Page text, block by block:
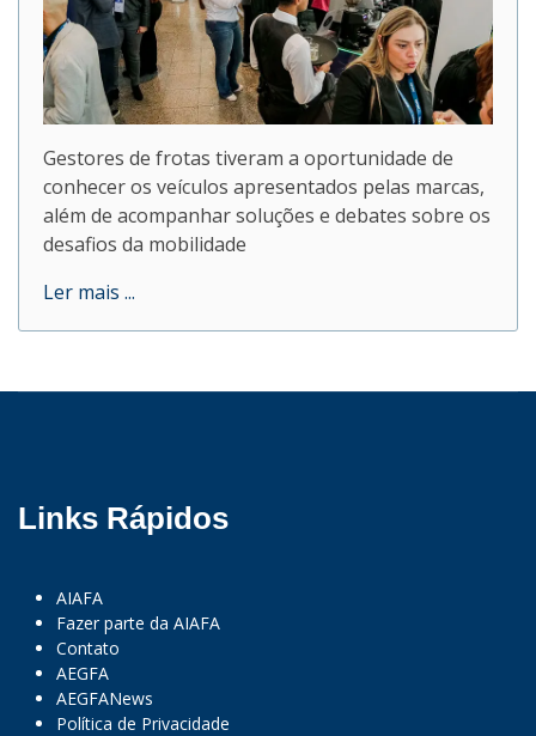
Gestores de frotas tiveram a oportunidade de
conhecer os veículos apresentados pelas marcas,
além de acompanhar soluções e debates sobre os
desafios da mobilidade
Ler mais ...
Links Rápidos
AIAFA
Fazer parte da AIAFA
Contato
AEGFA
AEGFANews
Política de Privacidade